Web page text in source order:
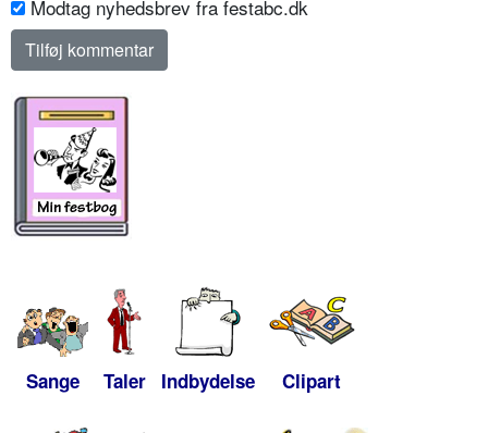
Modtag nyhedsbrev fra festabc.dk
Sange Taler Indbydelse Clipart